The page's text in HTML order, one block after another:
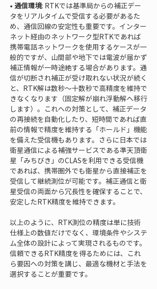
• 通信環境: RTKでは基準局からの補正デー
タをリアルタイムで受信する必要があるた
め、通信回線の安定性も重要です。インター
ネット経由のネットワーク型RTKであれば
携帯電話ネットワークを使用するケースが一
般的ですが、山間部や地下では電波が届かず
補正情報が一時途絶する場合があります。通
信が切断され補正が受け取れない状況が続く
と、RTK解は数秒〜十数秒で高精度を維持で
きなくなります（固定解が崩れ浮動解へ移行
します）。これへの対策として、補正データ
の再接続を自動化したり、短時間であれば直
前の情報で精度を維持する「ホールド」機能
を備えた受信機もあります。さらに日本では
衛星通信による補強サービスである準天頂衛
星「みちびき」のCLASを利用できる受信機
であれば、携帯圏外でも衛星から直接補正を
受信して継続測位が可能です。補正通信と衛
星受信の両面から冗長性を確保することで、
安定したRTK精度を維持できます。
以上のように、RTK測位の精度は単に技術
仕様上の数値だけでなく、環境条件やシステ
ム全体の設計によって実現されるものです。
信頼できるRTK精度を得るためには、これ
ら要因への対策を講じ、最適な機材と手法を
選択することが重要です。